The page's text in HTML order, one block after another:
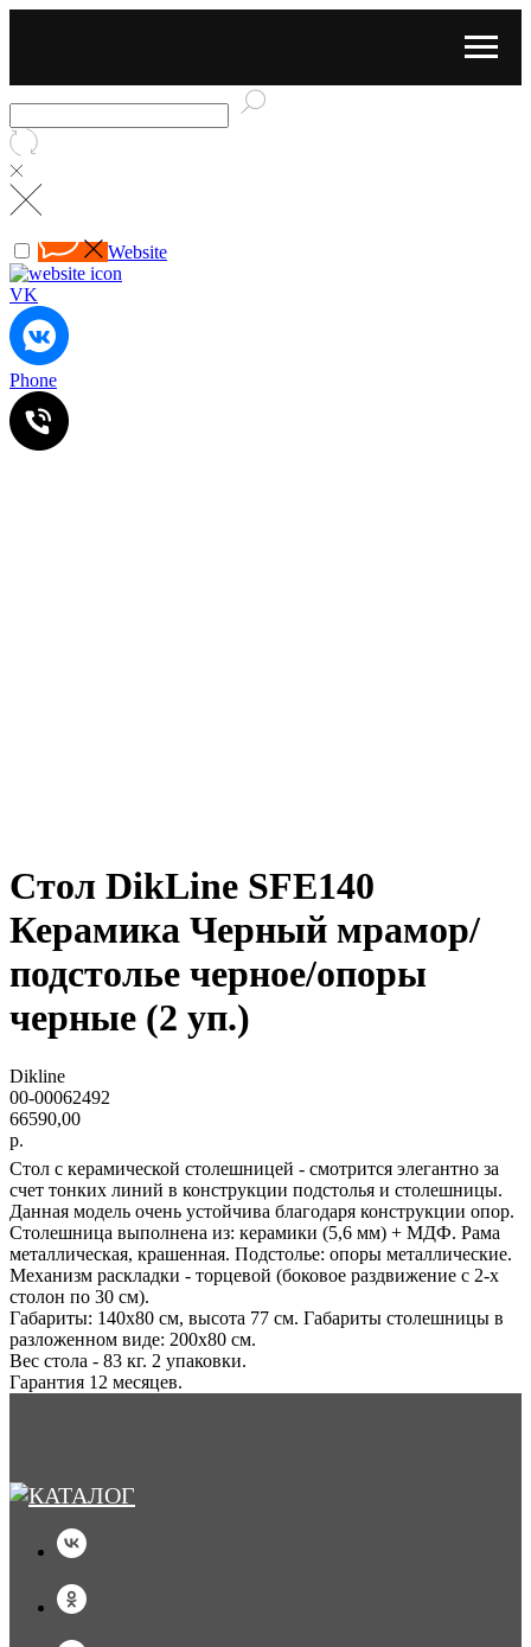
Website
VK
Phone
Стол DikLine SFE140
Керамика Черный мрамор/
подстолье черное/опоры
черные (2 уп.)
Dikline
00-00062492
66590,00
р.
Стол с керамической столешницей - смотрится элегантно за
счет тонких линий в конструкции подстолья и столешницы.
Данная модель очень устойчива благодаря конструкции опор.
Столешница выполнена из: керамики (5,6 мм) + МДФ. Рама
металлическая, крашенная. Подстолье: опоры металлические.
Механизм раскладки - торцевой (боковое раздвижение с 2-х
столон по 30 см).
Габариты: 140х80 см, высота 77 см. Габариты столешницы в
разложенном виде: 200х80 см.
Вес стола - 83 кг. 2 упаковки.
Гарантия 12 месяцев.